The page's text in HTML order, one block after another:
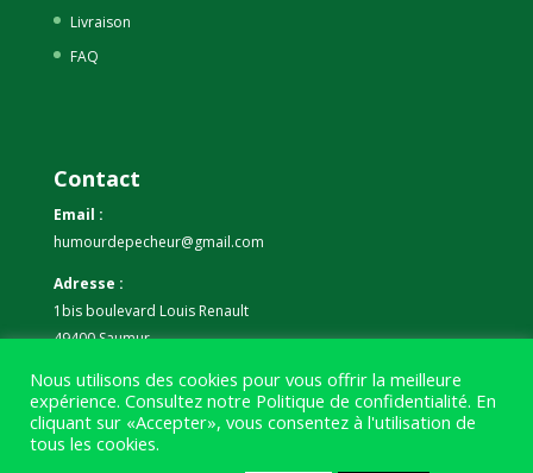
Livraison
FAQ
Contact
Email :
humourdepecheur@gmail.com
Adresse :
1bis boulevard Louis Renault
49400 Saumur
Téléphone :
07 59 61 06 63
Nous utilisons des cookies pour vous offrir la meilleure
expérience. Consultez notre Politique de confidentialité. En
cliquant sur «Accepter», vous consentez à l'utilisation de
tous les cookies.